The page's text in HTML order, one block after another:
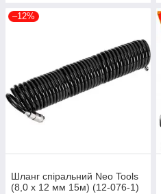
–12%
Шланг спіральний Neo Tools
(8,0 х 12 мм 15м) (12-076-1)